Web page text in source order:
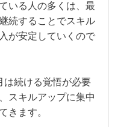
いる人の多くは、最
続することでスキル
が安定していくので
は続ける覚悟が必要
スキルアップに集中
きます。